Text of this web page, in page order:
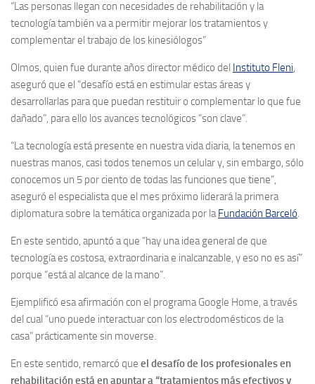
“Las personas llegan con necesidades de rehabilitación y la
tecnología también va a permitir mejorar los tratamientos y
complementar el trabajo de los kinesiólogos”
Olmos, quien fue durante años director médico del Instituto Fleni,
aseguró que el “desafío está en estimular estas áreas y
desarrollarlas para que puedan restituir o complementar lo que fue
dañado”, para ello los avances tecnológicos “son clave”.
“La tecnología está presente en nuestra vida diaria, la tenemos en
nuestras manos, casi todos tenemos un celular y, sin embargo, sólo
conocemos un 5 por ciento de todas las funciones que tiene”,
aseguró el especialista que el mes próximo liderará la primera
diplomatura sobre la temática organizada por laFundación Barceló.
En este sentido, apuntó a que “hay una idea general de que
tecnología es costosa, extraordinaria e inalcanzable, y eso no es así”
porque “está al alcance de la mano”.
Ejemplificó esa afirmación con el programa Google Home, a través
del cual “uno puede interactuar con los electrodomésticos de la
casa” prácticamente sin moverse.
En este sentido, remarcó que el desafío de los profesionales en
rehabilitación está en apuntar a “tratamientos más efectivos y